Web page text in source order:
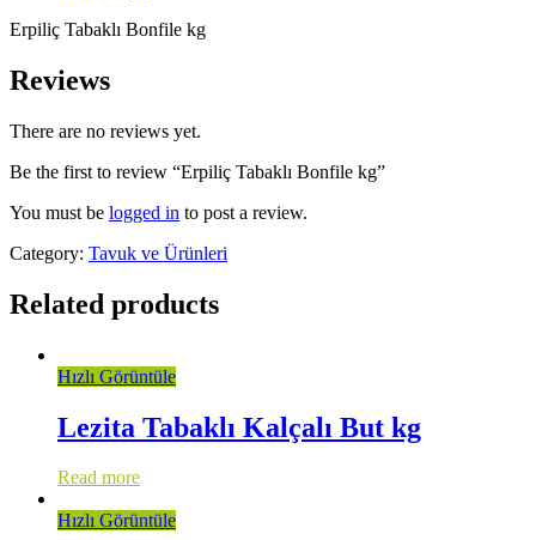
Erpiliç Tabaklı Bonfile kg
Reviews
There are no reviews yet.
Be the first to review “Erpiliç Tabaklı Bonfile kg”
You must be logged in to post a review.
Category: Tavuk ve Ürünleri
Related products
Hızlı Görüntüle
Lezita Tabaklı Kalçalı But kg
Read more
Hızlı Görüntüle